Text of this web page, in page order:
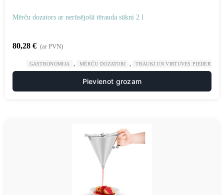
Mērču dozators ar nerūsējošā tērauda sūkni 2 l
80,28 € (ar PVN)
GASTRONOMIJA MĒRČU DOZATORI TRAUKI UN VIRTUVES PIEDERUMI
Pievienot grozam